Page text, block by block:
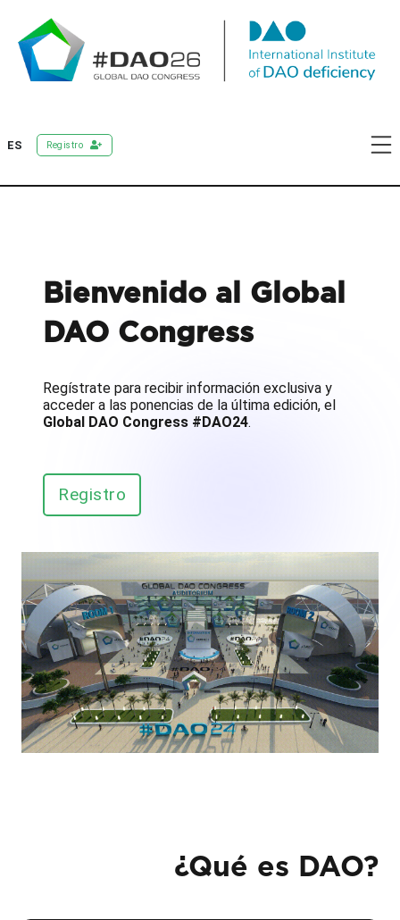
ES Registro
Bienvenido al Global
DAO Congress
Regístrate para recibir información exclusiva y
acceder a las ponencias de la última edición, el
Global DAO Congress #DAO24.
Registro
¿Qué es DAO?